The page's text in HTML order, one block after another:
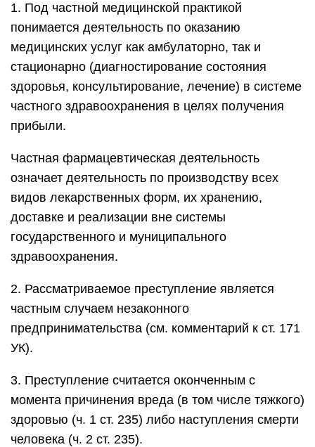
1. Под частной медицинской практикой
понимается деятельность по оказанию
медицинских услуг как амбулаторно, так и
стационарно (диагностирование состояния
здоровья, консультирование, лечение) в системе
частного здравоохранения в целях получения
прибыли.
Частная фармацевтическая деятельность
означает деятельность по производству всех
видов лекарственных форм, их хранению,
доставке и реализации вне системы
государственного и муниципального
здравоохранения.
2. Рассматриваемое преступление является
частным случаем незаконного
предпринимательства (см. комментарий к ст. 171
УК).
3. Преступление считается оконченным с
момента причинения вреда (в том числе тяжкого)
здоровью (ч. 1 ст. 235) либо наступления смерти
человека (ч. 2 ст. 235).